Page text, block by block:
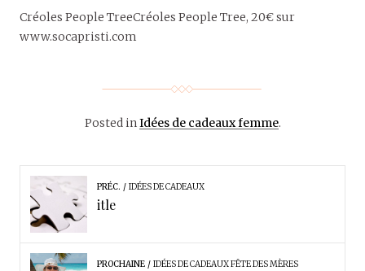
Créoles People TreeCréoles People Tree, 20€ sur
www.socapristi.com
Posted inIdées de cadeaux femme.
PRÉC. IDÉES DE CADEAUX
itle
PROCHAINE IDÉES DE CADEAUX FÊTE DES MÈRES